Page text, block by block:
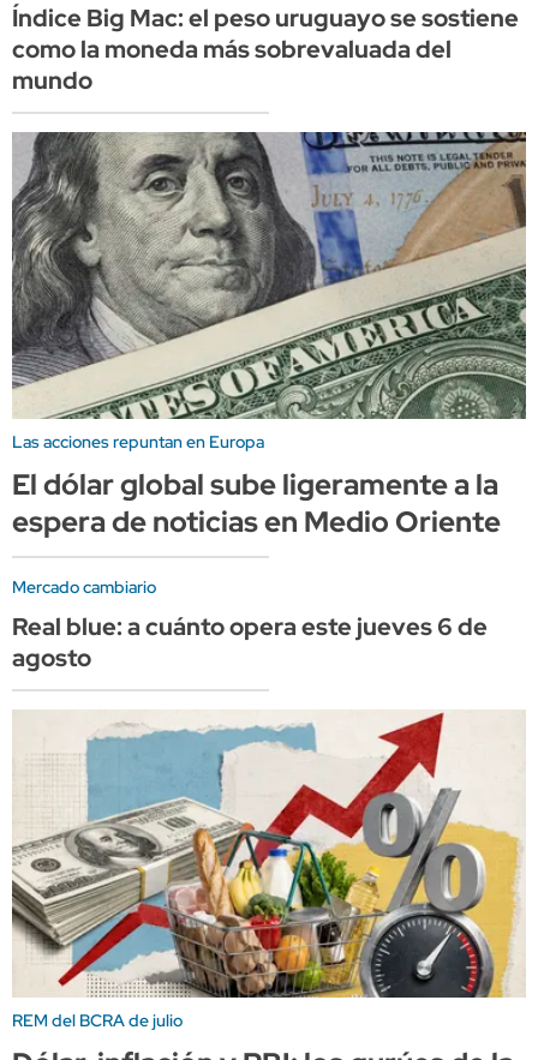
Índice Big Mac: el peso uruguayo se sostiene
como la moneda más sobrevaluada del
mundo
Las acciones repuntan en Europa
El dólar global sube ligeramente a la
espera de noticias en Medio Oriente
Mercado cambiario
Real blue: a cuánto opera este jueves 6 de
agosto
REM del BCRA de julio